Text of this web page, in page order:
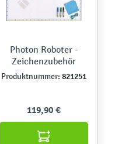
Photon Roboter -
Zeichenzubehör
Produktnummer: 821251
119,90 €